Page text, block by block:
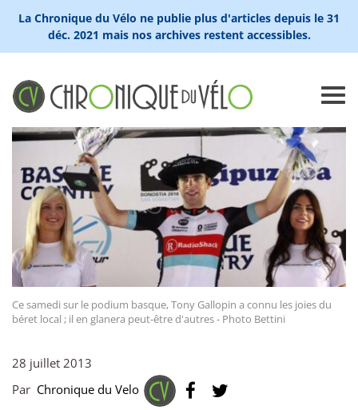
La Chronique du Vélo ne publie plus d'articles depuis le 31
déc. 2021 mais nos archives restent accessibles.
Ce samedi sur le podium basque, Tony Gallopin a connu les joies du
béret local ; il en glanera peut-être d'autres - Photo Bettini
28 juillet 2013
Par Chronique du Velo